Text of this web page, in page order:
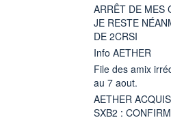
ARRÊT DE MES
JE RESTE
DE 2CRSI
Info AETHER
File des amix
au 7 aout.
AETHER
SXB2 :